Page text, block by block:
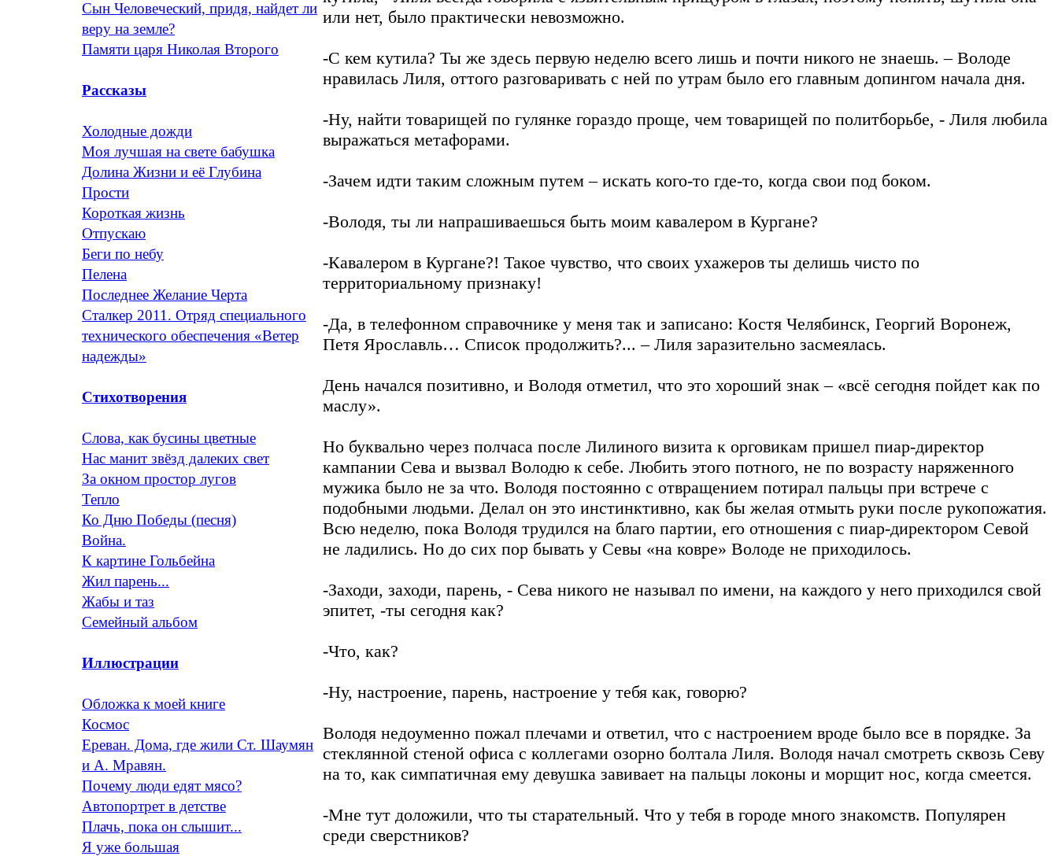
Сын Человеческий, придя, найдет ли
веру на земле?
Памяти царя Николая Второго
Рассказы
Холодные дожди
Моя лучшая на свете бабушка
Долина Жизни и её Глубина
Прости
Короткая жизнь
Отпускаю
Беги по небу
Пелена
Последнее Желание Черта
Сталкер 2011. Отряд специального
технического обеспечения «Ветер
надежды»
Стихотворения
Слова, как бусины цветные
Нас манит звёзд далеких свет
За окном простор лугов
Тепло
Ко Дню Победы (песня)
Война.
К картине Гольбейна
Жил парень...
Жабы и таз
Семейный альбом
Иллюстрации
Обложка к моей книге
Космос
Ереван. Дома, где жили Ст. Шаумян
и А. Мравян.
Почему люди едят мясо?
Автопортрет в детстве
Плачь, пока он слышит...
Я уже большая
или нет, было практически невозможно.
-С кем кутила? Ты же здесь первую неделю всего лишь и почти никого не знаешь. – Володе
нравилась Лиля, оттого разговаривать с ней по утрам было его главным допингом начала дня.
-Ну, найти товарищей по гулянке гораздо проще, чем товарищей по политборьбе, - Лиля любила
выражаться метафорами.
-Зачем идти таким сложным путем – искать кого-то где-то, когда свои под боком.
-Володя, ты ли напрашиваешься быть моим кавалером в Кургане?
-Кавалером в Кургане?! Такое чувство, что своих ухажеров ты делишь чисто по
территориальному признаку!
-Да, в телефонном справочнике у меня так и записано: Костя Челябинск, Георгий Воронеж,
Петя Ярославль… Список продолжить?... – Лиля заразительно засмеялась.
День начался позитивно, и Володя отметил, что это хороший знак – «всё сегодня пойдет как по
маслу».
Но буквально через полчаса после Лилиного визита к орговикам пришел пиар-директор
кампании Сева и вызвал Володю к себе. Любить этого потного, не по возрасту наряженного
мужика было не за что. Володя постоянно с отвращением потирал пальцы при встрече с
подобными людьми. Делал он это инстинктивно, как бы желая отмыть руки после рукопожатия.
Всю неделю, пока Володя трудился на благо партии, его отношения с пиар-директором Севой
не ладились. Но до сих пор бывать у Севы «на ковре» Володе не приходилось.
-Заходи, заходи, парень, - Сева никого не называл по имени, на каждого у него приходился свой
эпитет, -ты сегодня как?
-Что, как?
-Ну, настроение, парень, настроение у тебя как, говорю?
Володя недоуменно пожал плечами и ответил, что с настроением вроде было все в порядке. За
стеклянной стеной офиса с коллегами озорно болтала Лиля. Володя начал смотреть сквозь Севу
на то, как симпатичная ему девушка завивает на пальцы локоны и морщит нос, когда смеется.
-Мне тут доложили, что ты старательный. Что у тебя в городе много знакомств. Популярен
среди сверстников?